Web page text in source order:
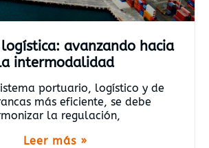
avanzando hacia
intermodalidad
portuario, logístico y de
más eficiente, se debe
la regulación,
Leer más »